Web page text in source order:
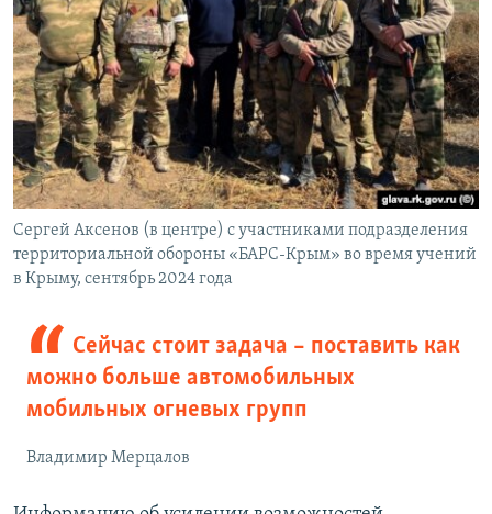
Сергей Аксенов (в центре) с участниками подразделения
территориальной обороны «БАРС-Крым» во время учений
в Крыму, сентябрь 2024 года
Сейчас стоит задача – поставить как
можно больше автомобильных
мобильных огневых групп
Владимир Мерцалов